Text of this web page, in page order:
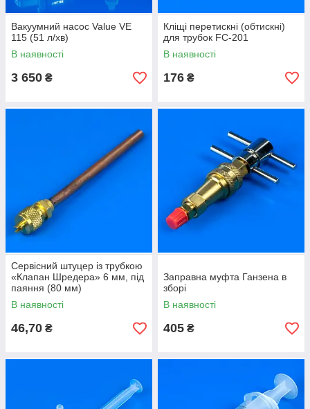
Вакуумний насос Value VE
115 (51 л/хв)
В наявності
3 650 ₴
Кліщі перетискні (обтискні)
для трубок FC-201
В наявності
176 ₴
Сервісний штуцер із трубкою
«Клапан Шредера» 6 мм, під
паяння (80 мм)
В наявності
46,70 ₴
Заправна муфта Ганзена в
зборі
В наявності
405 ₴